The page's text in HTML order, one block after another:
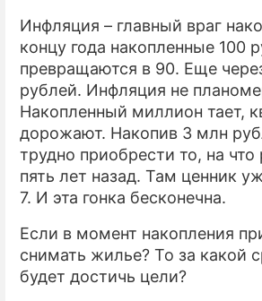
Инфляция – главный враг
концу года накопленные 100
превращаются в 90. Еще
рублей. Инфляция не
Накопленный миллион тает,
дорожают. Накопив 3 млн
трудно приобрести то, на
пять лет назад. Там ценник
7. И эта гонка бесконечна.
Если в момент накопления
снимать жилье? То за какой
будет достичь цели?